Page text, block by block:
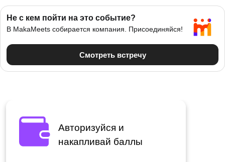
Авторизуйся и
накапливай баллы